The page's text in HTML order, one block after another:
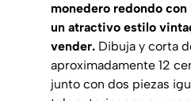
monedero redondo
un atractivo estilo
vender. Dibuja y corta
aproximadamente 12
junto con dos piezas